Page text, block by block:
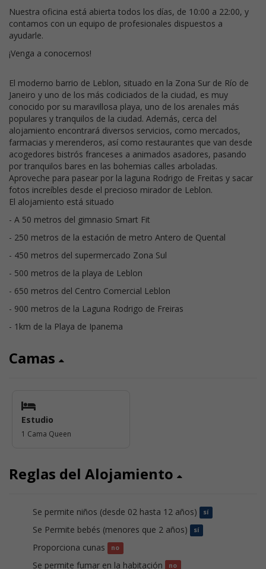
Nuestra oficina está abierta todos los días, de 10:00 a 22:00, y
contamos con un equipo de profesionales dispuestos a
ayudarle.
¡Venga a conocernos!
El moderno barrio de Leblon, situado en la Zona Sur de Río de
Janeiro y uno de los más codiciados de la ciudad, es muy
conocido por su maravillosa playa, uno de los arenales más
populares y tranquilos de la ciudad. Además, cerca del
alojamiento encontrará diversos servicios, como mercados,
farmacias y merenderos, así como restaurantes que van desde
acogedores bistrós franceses a animados asadores, pasando
por tranquilos bares en las bohemias calles arboladas.
Aproveche para pasear por la laguna Rodrigo de Freitas y sacar
fotos increíbles desde el precioso mirador de Leblon.
El alojamiento está situado
- A 50 metros del gimnasio Smart Fit
- 250 metros de la estación de metro Antero de Quental
- 450 metros del supermercado Zona Sul
- 500 metros de la playa de Leblon
- 650 metros del Centro Comercial Leblon
- 900 metros de la Laguna Rodrigo de Freiras
- 1km de la Playa de Ipanema
Camas
Estudio
1 Cama Queen
Reglas del Alojamiento
Se permite niños (desde 02 hasta 12 años) sí
Se Permite bebés (menores que 2 años) sí
Proporciona cunas no
Se permite fumar en la habitación no